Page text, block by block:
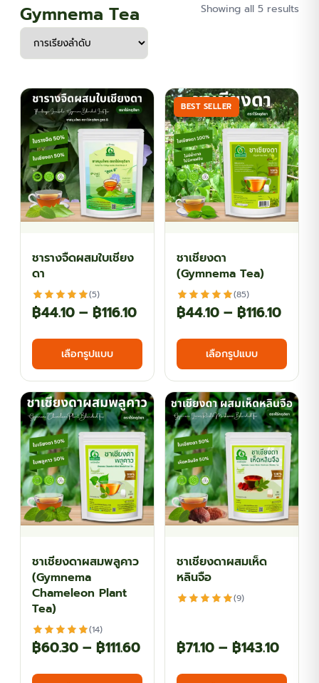
Gymnema Tea Showing all 5 results
ชารางจืดผสมใบเชียง
ดา
(5)
฿44.10 – ฿116.10Price
range:
through
฿116.10
เลือกรูปแบบ
This
has
multiple
variants.
The
options
may
be
chosen
on
product
BEST SELLER
ชาเชียงดา
(Gymnema Tea)
(85)
฿44.10 – ฿116.10Price
฿
เลือกรูปแบบ
This
has
The
may
be
on
ชาเชียงดาผสมพลูคาว
(Gymnema
Chameleon Plant
Tea)
(14)
฿60.30 – ฿111.60Price
range:
This
ชาเชียงดาผสมเห็ด
หลินจือ
(9)
฿71.10 – ฿143.10Price
range:
This